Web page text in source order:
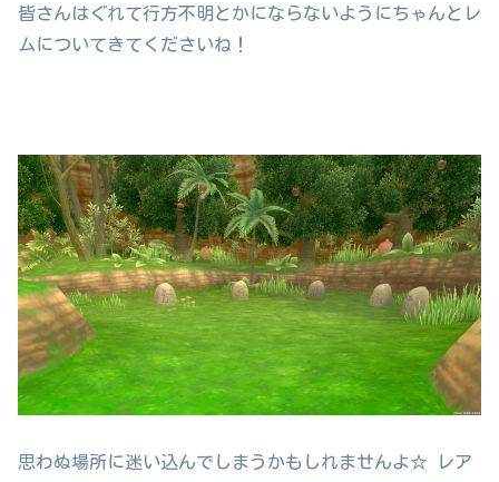
皆さんはぐれて行方不明とかにならないようにちゃんとレ
ムについてきてくださいね！
思わぬ場所に迷い込んでしまうかもしれませんよ☆ レア